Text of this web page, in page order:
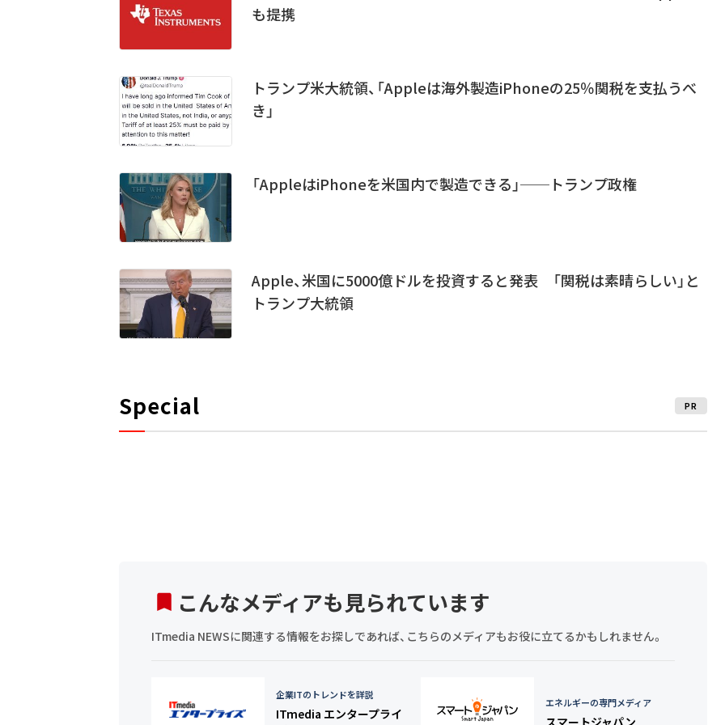
も提携
トランプ米大統領、「Appleは海外製造iPhoneの25％関税を支払うべ
き」
「AppleはiPhoneを米国内で製造できる」──トランプ政権
Apple、米国に5000億ドルを投資すると発表 「関税は素晴らしい」と
トランプ大統領
Special PR
こんなメディアも見られています
ITmedia NEWSに関連する情報をお探しであれば、こちらのメディアもお役に立てるかもしれません。
企業ITのトレンドを詳説
ITmedia エンタープライ
エネルギーの専門メディア
スマートジャパン